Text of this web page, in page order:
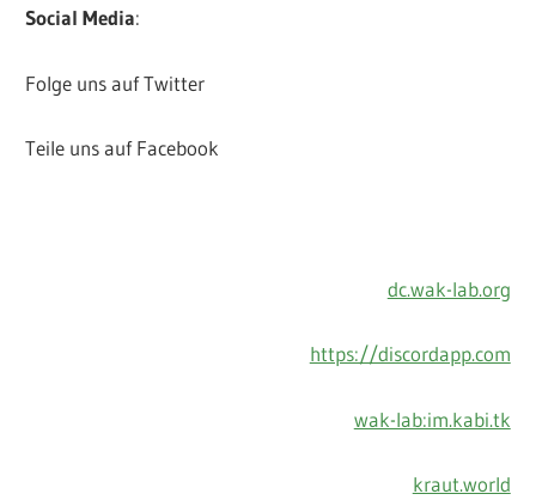
Social Media:
Folge uns auf Twitter
Teile uns auf Facebook
dc.wak-lab.org
https://discordapp.com
wak-lab:im.kabi.tk
kraut.world